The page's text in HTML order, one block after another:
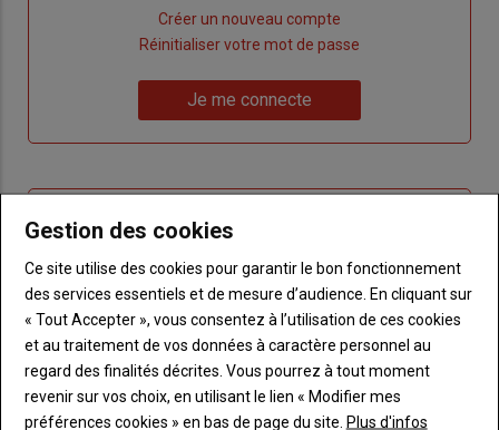
Créer un nouveau compte
de
Réinitialiser votre mot de passe
me
Je me connecte
Sous-
titre
Vous n'êtes pas abonné(e)
TITRE CRÉEZ UN COMPTE
BodyChoisissez votre formule et créez votre
compte pour accéder à tout Terre de
Touraine.
Lien Créez un compte
Gestion des cookies
Ce site utilise des cookies pour garantir le bon fonctionnement
des services essentiels et de mesure d’audience. En cliquant sur
« Tout Accepter », vous consentez à l’utilisation de ces cookies
et au traitement de vos données à caractère personnel au
regard des finalités décrites. Vous pourrez à tout moment
revenir sur vos choix, en utilisant le lien « Modifier mes
préférences cookies » en bas de page du site. Plus d'infos